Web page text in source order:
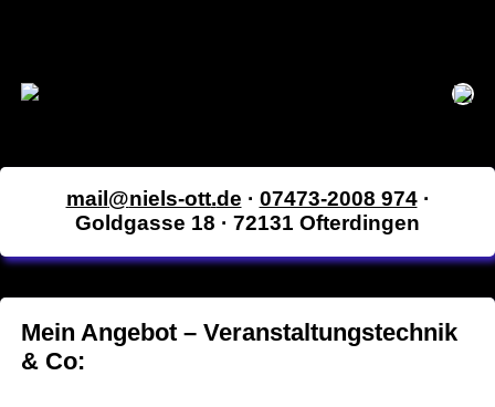
mail niels-ott de · 07473-2008 974·
Goldgasse 18 · 72131 Ofterdingen
Mein Angebot – Veranstaltungstechnik
& Co: